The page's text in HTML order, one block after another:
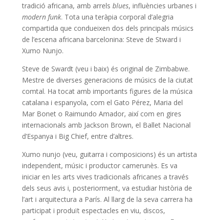
tradició africana, amb arrels blues, influències urbanes i
modern funk. Tota una teràpia corporal d’alegria
compartida que condueixen dos dels principals músics
de l’escena africana barcelonina: Steve de Stward i
Xumo Nunjo.
Steve de Swardt (veu i baix) és original de Zimbabwe.
Mestre de diverses generacions de músics de la ciutat
comtal. Ha tocat amb importants figures de la música
catalana i espanyola, com el Gato Pérez, Maria del
Mar Bonet o Raimundo Amador, així com en gires
internacionals amb Jackson Brown, el Ballet Nacional
d’Espanya i Big Chief, entre d’altres.
Xumo nunjo (veu, guitarra i composicions) és un artista
independent, músic i productor camerunès. Es va
iniciar en les arts vives tradicionals africanes a través
dels seus avis i, posteriorment, va estudiar història de
l’art i arquitectura a París. Al llarg de la seva carrera ha
participat i produït espectacles en viu, discos,